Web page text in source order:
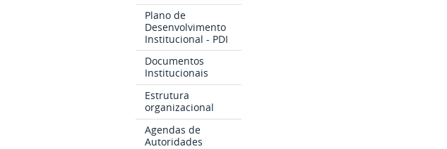
Plano de
Desenvolvimento
Institucional - PDI
Documentos
Institucionais
Estrutura
organizacional
Agendas de
Autoridades